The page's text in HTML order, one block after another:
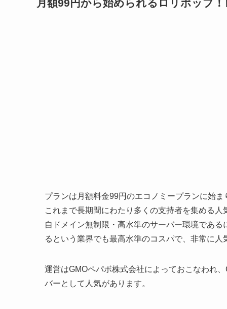
月額99円から始められるロリポップ
プランは月額料金99円のエコノミープランに始
これまで長期間にわたり多くの支持者を集める
自ドメイン無制限・高水準のサーバー環境であ
るという業界でも最高水準のコスパで、非常に人
運営はGMOペパボ株式会社によっておこなわれ
バーとして人気があります。